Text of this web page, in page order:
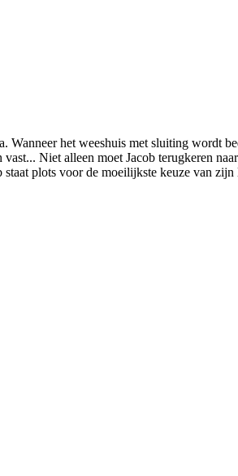
het weeshuis met sluiting wordt
Niet alleen moet Jacob terugkeren
plots voor de moeilijkste keuze van zijn